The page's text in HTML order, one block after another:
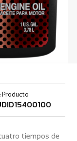
Producto
tiempos de